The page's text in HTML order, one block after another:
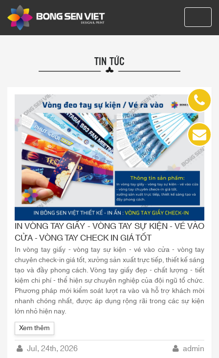
TIN TỨC
IN VÒNG TAY GIẤY - VÒNG TAY SỰ KIỆN - VÉ VÀO
CỬA - VÒNG TAY CHECK IN GIÁ TỐT
In vòng tay giấy - vòng tay sự kiện - vé vào cửa - vòng tay
chuyên check-in giá tốt, xưởng sản xuất trực tiếp, thiết kế sáng
tạo và đầy phong cách. Vòng tay giấy đẹp - chất lượng - tiết
kiệm chi phí - thể hiện sự chuyên nghiệp của đội ngũ tổ chức.
Phương pháp mới kiểm soát lượt ra vào và hỗ trợ khách mời
nhanh chóng nhất, được áp dụng rộng rãi trong các sự kiện
lớn nhỏ hiện nay.
Xem thêm
Jul, 24th, 2026 admin